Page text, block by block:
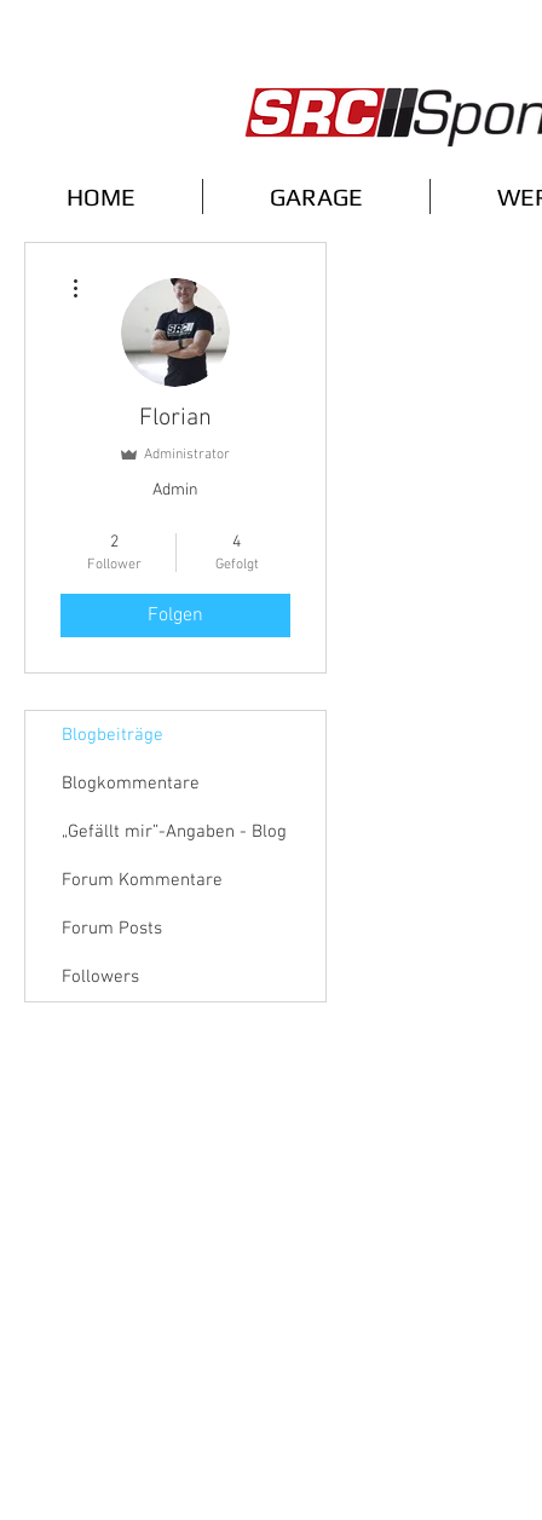
HOME GARAGE
Florian
Administrator
Admin
2
Follower
4
Gefolgt
Folgen
Blogbeiträge
Blogkommentare
„Gefällt mir”-Angaben - Blog
Forum Kommentare
Forum Posts
Followers